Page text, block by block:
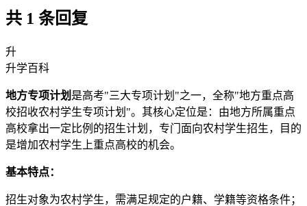
共 1 条回复
升
升学百科
地方专项计划 是高考"三大专项计划"之一，全称"地方重点高
校招收农村学生专项计划"。其核心定位是：由地方所属重点
高校拿出一定比例的招生计划，专门面向农村学生招生，目的
是增加农村学生上重点高校的机会。
基本特点：
招生对象为农村学生，需满足规定的户籍、学籍等资格条件；